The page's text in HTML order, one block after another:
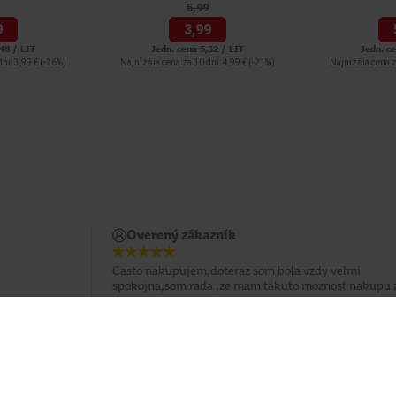
/ LIT
3,99 € (-26%)
5,99
3,99
Jedn. cena 5,32 / LIT
Najnižšia cena za 30 dní: 4,99 € (-21%)
Jedn.
Najnižšia cena
Overený zákazník
Casto nakupujem,doteraz som bola vzdy velmi
spokojna,som rada ,ze mam takuto moznost nakupu
domova.